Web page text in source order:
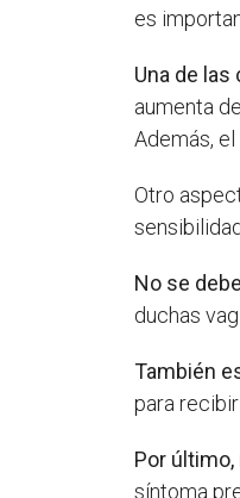
es
Una de
aumenta
Además,
Otro
No se
duchas
También
para
Por
síntoma